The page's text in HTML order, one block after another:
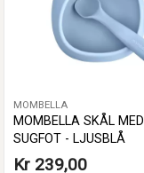
MOMBELLA
MOMBELLA SKÅL MED
SUGFOT - LJUSBLÅ
Kr 239,00